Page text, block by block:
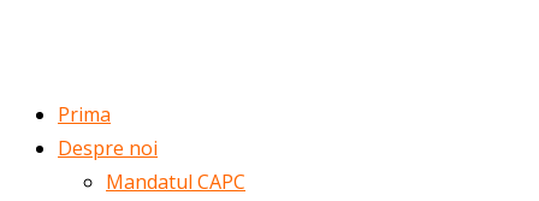
Prima
Despre noi
Mandatul CAPC